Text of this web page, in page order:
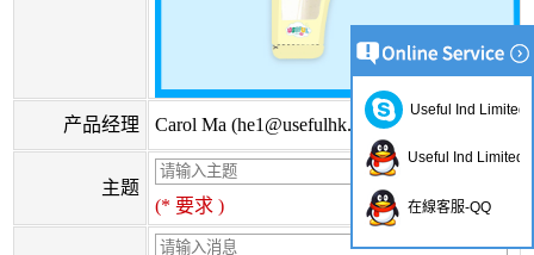
产品经理 Carol Ma (he1@usefulhk.com)
主题
(* 要求 )
Useful Ind Limited
Useful Ind Limited
在線客服-QQ